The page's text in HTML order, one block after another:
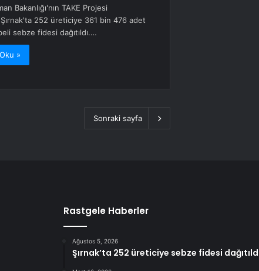
Bakanlığı'nın TAKE Projesi
Şırnak'ta 252 üreticiye 361 bin 476 adet
sebze fidesi dağıtıldı.…
»
Sonraki sayfa
Rastgele Haberler
Ağustos 5, 2026
Şırnak’ta 252 üreticiye sebze fidesi